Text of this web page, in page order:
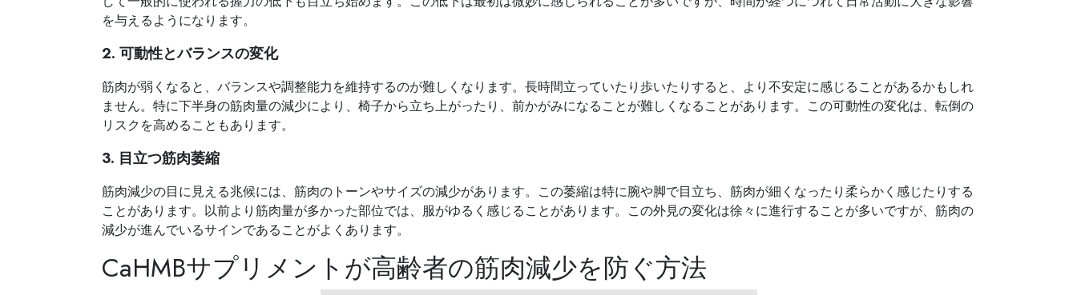
を与えるようになります。
2. 可動性とバランスの変化
筋肉が弱くなると、バランスや調整能力を維持するのが難しくなります。長時間立っていたり歩いたりすると、より不安定に感じることがあるかもしれ
ません。特に下半身の筋肉量の減少により、椅子から立ち上がったり、前かがみになることが難しくなることがあります。この可動性の変化は、転倒の
リスクを高めることもあります。
3. 目立つ筋肉萎縮
筋肉減少の目に見える兆候には、筋肉のトーンやサイズの減少があります。この萎縮は特に腕や脚で目立ち、筋肉が細くなったり柔らかく感じたりする
ことがあります。以前より筋肉量が多かった部位では、服がゆるく感じることがあります。この外見の変化は徐々に進行することが多いですが、筋肉の
減少が進んでいるサインであることがよくあります。
CaHMBサプリメントが高齢者の筋肉減少を防ぐ方法